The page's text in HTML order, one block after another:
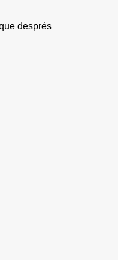
després